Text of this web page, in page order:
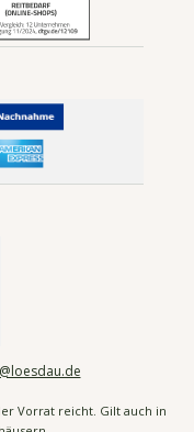
Vorrat reicht. Gilt auch in